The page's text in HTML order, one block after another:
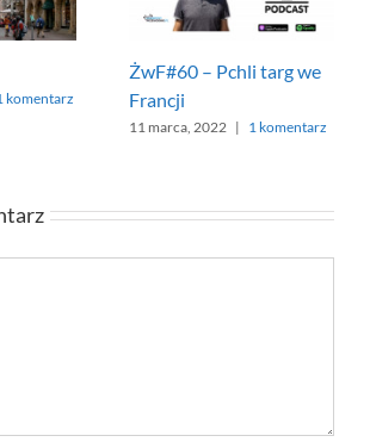
komentarz
ŻwF#60 – Pchli targ we
Francji
11 marca, 2022 | 1 komentarz